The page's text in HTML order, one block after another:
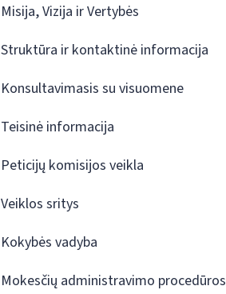
Misija, Vizija ir Vertybės
Struktūra ir kontaktinė informacija
Konsultavimasis su visuomene
Teisinė informacija
Peticijų komisijos veikla
Veiklos sritys
Kokybės vadyba
Mokesčių administravimo procedūros